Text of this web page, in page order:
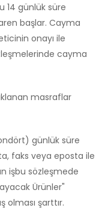
14 günlük süre
başlar. Cayma
onayı ile
cayma
masraflar
günlük süre
faks veya eposta ile
işbu sözleşmede
Ürünler"
olması şarttır.